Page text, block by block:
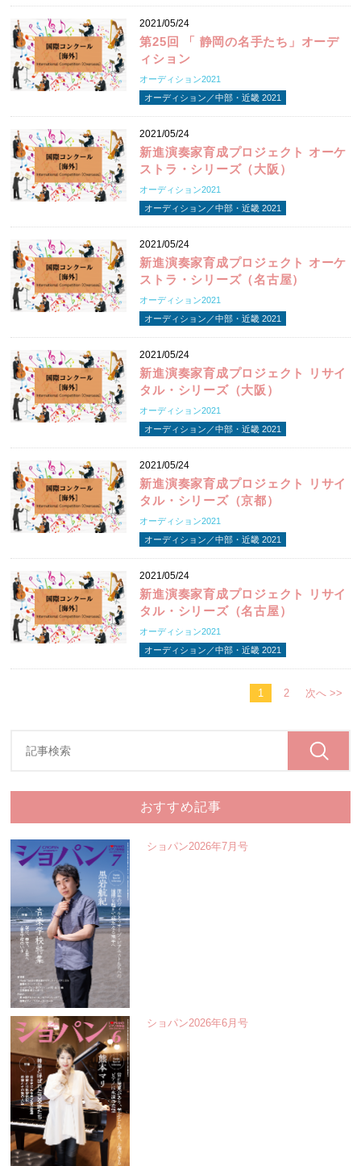
2021/05/24
第25回 「 静岡の名手たち」オーデ
ィション
オーディション2021
オーディション／中部・近畿 2021
2021/05/24
新進演奏家育成プロジェクト オーケ
ストラ・シリーズ（大阪）
オーディション2021
オーディション／中部・近畿 2021
2021/05/24
新進演奏家育成プロジェクト オーケ
ストラ・シリーズ（名古屋）
オーディション2021
オーディション／中部・近畿 2021
2021/05/24
新進演奏家育成プロジェクト リサイ
タル・シリーズ（大阪）
オーディション2021
オーディション／中部・近畿 2021
2021/05/24
新進演奏家育成プロジェクト リサイ
タル・シリーズ（京都）
オーディション2021
オーディション／中部・近畿 2021
2021/05/24
新進演奏家育成プロジェクト リサイ
タル・シリーズ（名古屋）
オーディション2021
オーディション／中部・近畿 2021
1 2 次へ >>
おすすめ記事
ショパン2026年7月号
ショパン2026年6月号